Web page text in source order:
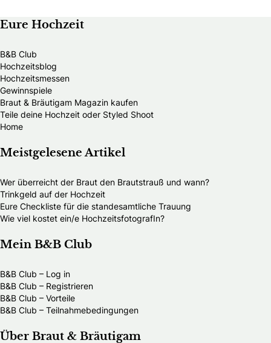
Eure Hochzeit
B&B Club
Hochzeitsblog
Hochzeitsmessen
Gewinnspiele
Braut & Bräutigam Magazin kaufen
Teile deine Hochzeit oder Styled Shoot
Home
Meistgelesene Artikel
Wer überreicht der Braut den Brautstrauß und wann?
Trinkgeld auf der Hochzeit
Eure Checkliste für die standesamtliche Trauung
Wie viel kostet ein/e HochzeitsfotografIn?
Mein B&B Club
B&B Club – Log in
B&B Club – Registrieren
B&B Club – Vorteile
B&B Club – Teilnahmebedingungen
Über Braut & Bräutigam